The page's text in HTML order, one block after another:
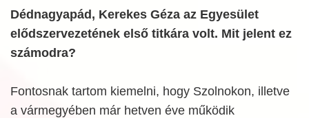
Dédnagyapád, Kerekes Géza az Egyesület
elődszervezetének első titkára volt. Mit jelent ez
számodra?
Fontosnak tartom kiemelni, hogy Szolnokon, illetve
a vármegyében már hetven éve működik